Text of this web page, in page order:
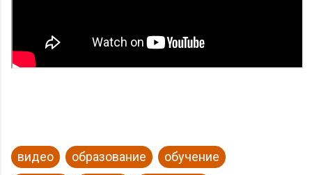
видео образование
обучение